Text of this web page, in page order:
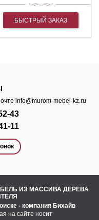
БЫСТРЫЙ ЗАКАЗ
info@murom-mebel-kz.ru
43
11
ИЗ МАССИВА ДЕРЕВА
- компания Бихайв
на сайте носит